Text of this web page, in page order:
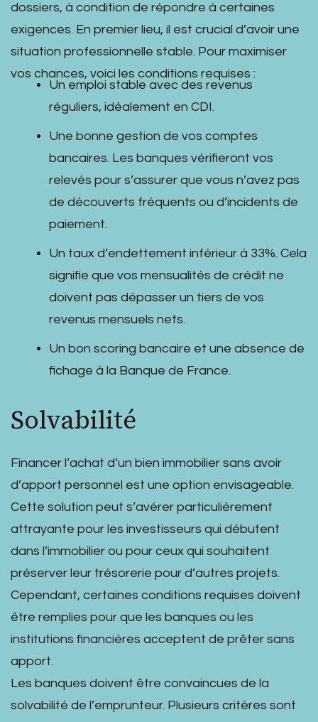
dossiers, à condition de répondre à certaines
exigences. En premier lieu, il est crucial d’avoir une
situation professionnelle stable. Pour maximiser
vos chances, voici les conditions requises :
Un emploi stable avec des revenus
réguliers, idéalement en CDI.
Une bonne gestion de vos comptes
bancaires. Les banques vérifieront vos
relevés pour s’assurer que vous n’avez pas
de découverts fréquents ou d’incidents de
paiement.
Un taux d’endettement inférieur à 33%. Cela
signifie que vos mensualités de crédit ne
doivent pas dépasser un tiers de vos
revenus mensuels nets.
Un bon scoring bancaire et une absence de
fichage à la Banque de France.
Solvabilité
Financer l’achat d’un bien immobilier sans avoir
d’apport personnel est une option envisageable.
Cette solution peut s’avérer particulièrement
attrayante pour les investisseurs qui débutent
dans l’immobilier ou pour ceux qui souhaitent
préserver leur trésorerie pour d’autres projets.
Cependant, certaines conditions requises doivent
être remplies pour que les banques ou les
institutions financières acceptent de prêter sans
apport.
Les banques doivent être convaincues de la
solvabilité de l’emprunteur. Plusieurs critères sont